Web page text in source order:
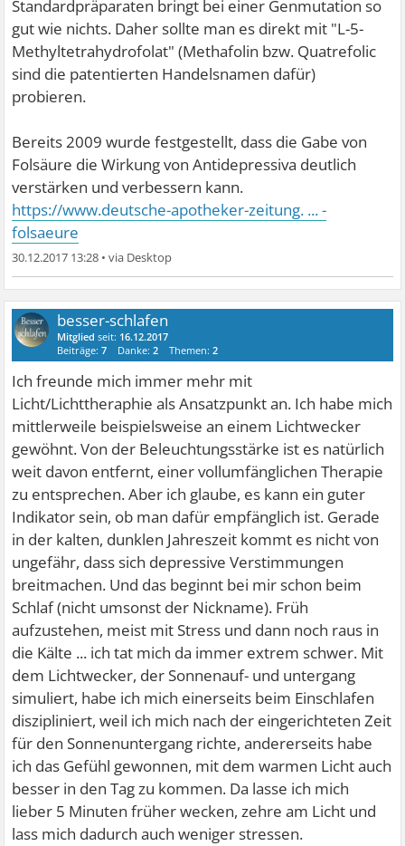
Standardpräparaten bringt bei einer Genmutation so
gut wie nichts. Daher sollte man es direkt mit "L-5-
Methyltetrahydrofolat" (Methafolin bzw. Quatrefolic
sind die patentierten Handelsnamen dafür)
probieren.
Bereits 2009 wurde festgestellt, dass die Gabe von
Folsäure die Wirkung von Antidepressiva deutlich
verstärken und verbessern kann.
https://www.deutsche-apotheker-zeitung. ... -
folsaeure
30.12.2017 13:28 •
besser-schlafen
Mitglied seit: 16.12.2017
Beiträge:7 Danke:2 Themen:2
Ich freunde mich immer mehr mit
Licht/Lichttheraphie als Ansatzpunkt an. Ich habe mich
mittlerweile beispielsweise an einem Lichtwecker
gewöhnt. Von der Beleuchtungsstärke ist es natürlich
weit davon entfernt, einer vollumfänglichen Therapie
zu entsprechen. Aber ich glaube, es kann ein guter
Indikator sein, ob man dafür empfänglich ist. Gerade
in der kalten, dunklen Jahreszeit kommt es nicht von
ungefähr, dass sich depressive Verstimmungen
breitmachen. Und das beginnt bei mir schon beim
Schlaf (nicht umsonst der Nickname). Früh
aufzustehen, meist mit Stress und dann noch raus in
die Kälte ... ich tat mich da immer extrem schwer. Mit
dem Lichtwecker, der Sonnenauf- und untergang
simuliert, habe ich mich einerseits beim Einschlafen
diszipliniert, weil ich mich nach der eingerichteten Zeit
für den Sonnenuntergang richte, andererseits habe
ich das Gefühl gewonnen, mit dem warmen Licht auch
besser in den Tag zu kommen. Da lasse ich mich
lieber 5 Minuten früher wecken, zehre am Licht und
lass mich dadurch auch weniger stressen.